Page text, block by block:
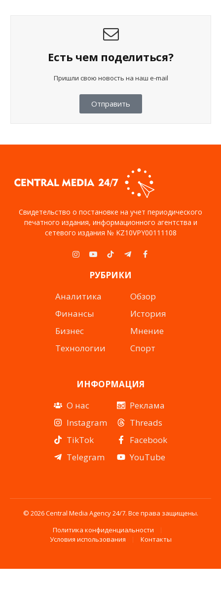
Есть чем поделиться?
Пришли свою новость на наш e-mail
Отправить
Свидетельство о постановке на учет периодического
печатного издания, информационного агентства и
сетевого издания № KZ10VPY00111108
Instagram
YouTubeTikTokTelegramFacebook
РУБРИКИ
Аналитика
Финансы
Бизнес
Технологии
Обзор
История
Мнение
Спорт
ИНФОРМАЦИЯ
О нас
Instagram
TikTok
Telegram
Реклама
Threads
Facebook
YouTube
© 2026 Central Media Agency 24/7. Все права защищены.
Политика конфиденциальности
Условия использования
Контакты